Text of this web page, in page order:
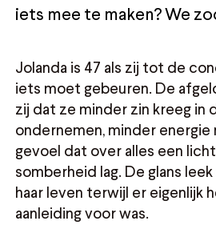
iets mee te maken? We
Jolanda is 47 als zij tot de
iets moet gebeuren. De
zij dat ze minder zin kreeg in
ondernemen, minder energie
gevoel dat over alles een
somberheid lag. De glans
haar leven terwijl er eigenlijk
aanleiding voor was.